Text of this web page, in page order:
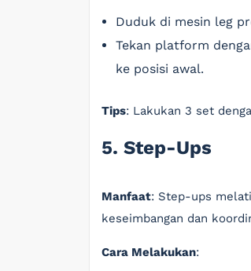
Duduk di mesin leg
Tekan platform
ke posisi awal.
Tips: Lakukan 3 set
5. Step-Ups
Manfaat: Step-ups
keseimbangan dan
Cara Melakukan: